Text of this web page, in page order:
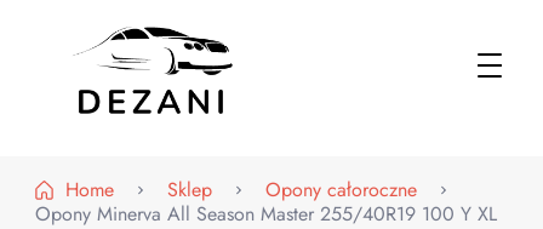
Home
Sklep
Opony całoroczne
Opony Minerva All Season Master 255/40R19 100 Y XL